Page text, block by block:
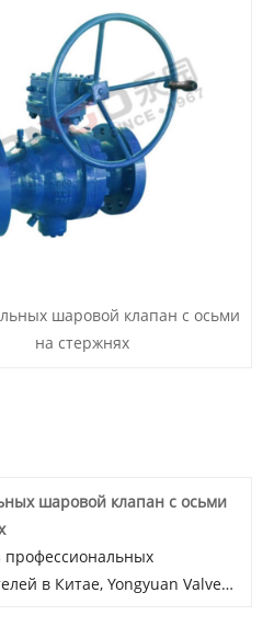
шаровой клапан с осьми
на стержнях
шаровой клапан с осьми
профессиональных
в Китае, Yongyuan Valve